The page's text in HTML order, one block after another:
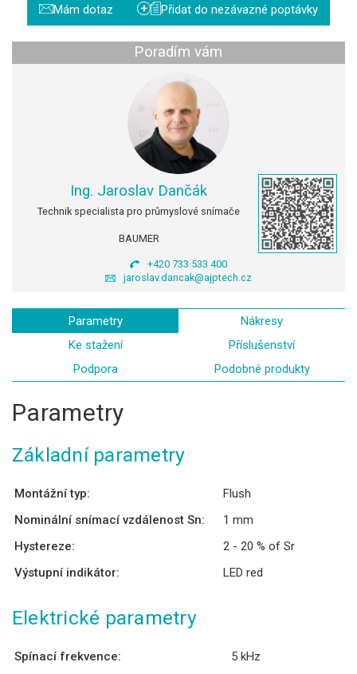
Mám dotaz + Přidat do nezávazné poptávky
Poradím vám
Ing. Jaroslav Dančák
Technik specialista pro průmyslové snímače
BAUMER
+420 733 533 400
jaroslav.dancak@ajptech.cz
Parametry
Nákresy
Ke stažení
Příslušenství
Podpora
Podobné produkty
Parametry
Základní parametry
Montážní typ:
Flush
Nominální snímací vzdálenost Sn:
1 mm
Hystereze:
2 - 20 % of Sr
Výstupní indikátor:
LED red
Elektrické parametry
Spínací frekvence:
5 kHz